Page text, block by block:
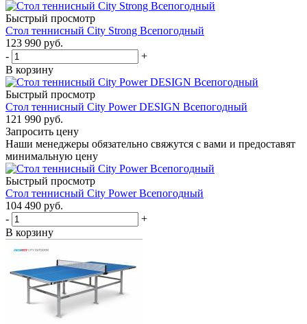
Быстрый просмотр
Стол теннисный City Strong Всепогодный
123 990 руб.
-
+
В корзину
Быстрый просмотр
Стол теннисный City Power DESIGN Всепогодный
121 990 руб.
Запросить цену
Наши менеджеры обязательно свяжутся с вами и предоставят
минимальную цену
Быстрый просмотр
Стол теннисный City Power Всепогодный
104 490 руб.
-
+
В корзину